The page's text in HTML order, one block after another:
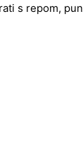
s repom,